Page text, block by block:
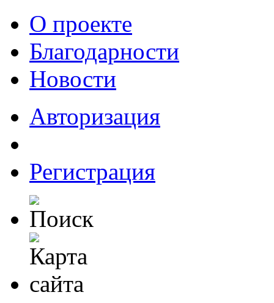
О проекте
Благодарности
Новости
Авторизация
Регистрация